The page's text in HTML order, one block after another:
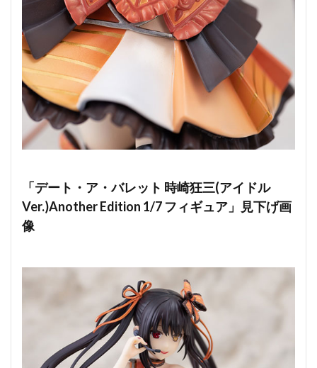
「デート・ア・バレット 時崎狂三(アイドル
Ver.)Another Edition 1/7 フィギュア」見下げ画
像